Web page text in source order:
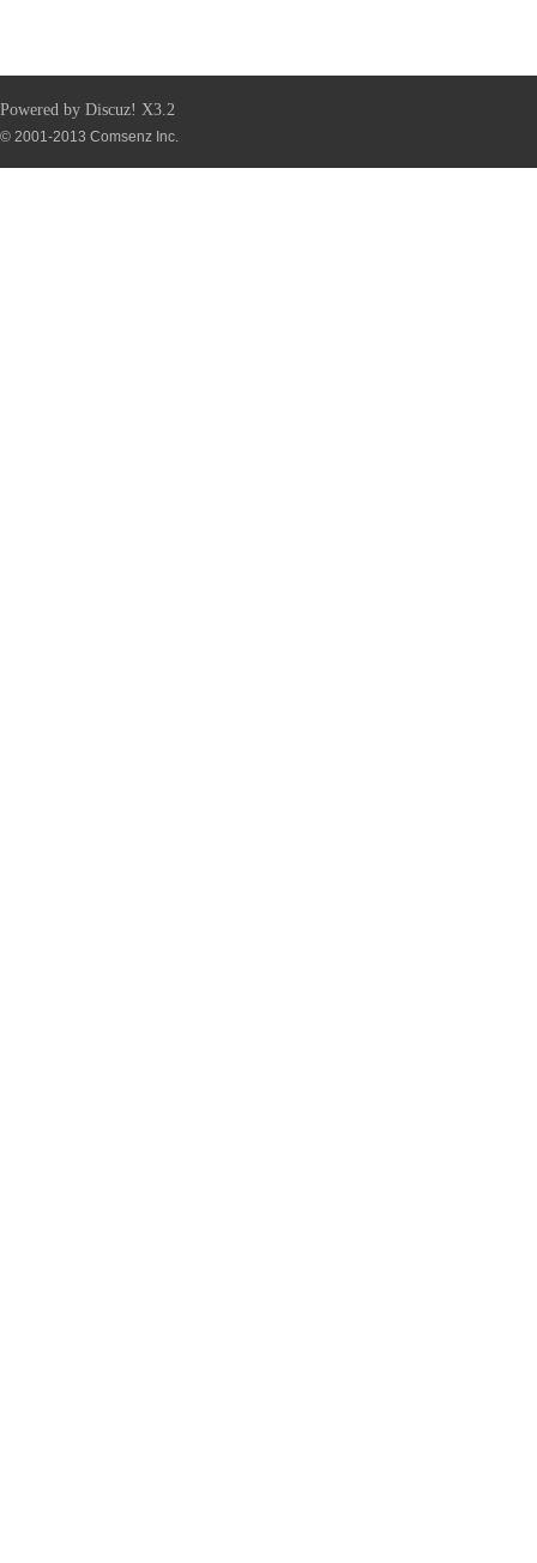
Powered by Discuz! X3.2
© 2001-2013 Comsenz Inc.